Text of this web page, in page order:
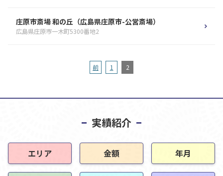
庄原市斎場 和の丘（広島県庄原市-公営斎場）
広島県庄原市一木町5300番地2
前 1 2
実績紹介
エリア 金額 年月